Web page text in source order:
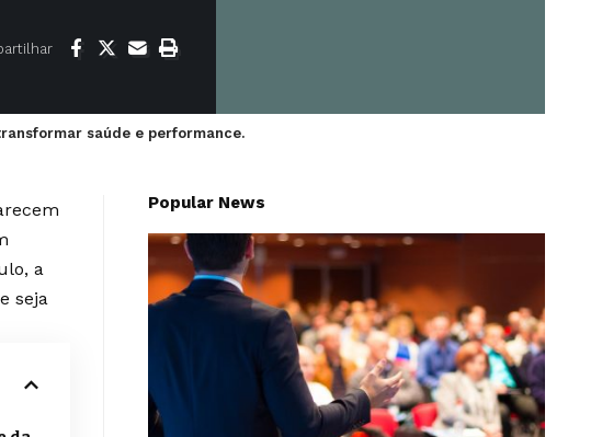
saúde e performance.
a
seja
Popular News